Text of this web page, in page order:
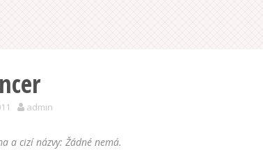
admin
a cizí názvy: Žádné nemá.